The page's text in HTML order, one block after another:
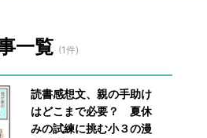
一覧 (1件)
読書感想文、親の手助け
はどこまで必要？ 夏休
みの試練に挑む小３の漫